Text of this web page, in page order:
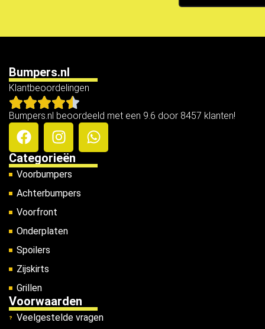
Bumpers.nl
Klantbeoordelingen
Bumpers.nl beoordeeld met een 9.6 door 8457 klanten!
Categorieën
Voorbumpers
Achterbumpers
Voorfront
Onderplaten
Spoilers
Zijskirts
Grillen
Voorwaarden
Veelgestelde vragen